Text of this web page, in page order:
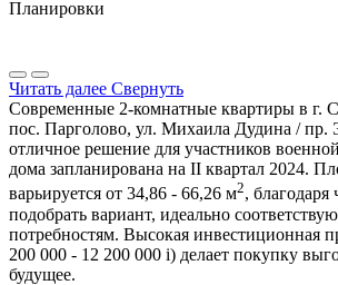
Планировки
Читать далее Свернуть
Современные 2-комнатные квартиры в г.
пос. Парголово, ул. Михаила Дудина / пр.
отличное решение для участников
дома запланирована на II квартал 2024.
варьируется от 34,86 - 66,26 м2,
подобрать вариант, идеально
потребностям. Высокая инвестиционная
200 000 - 12 200 000 i) делает покупку
будущее.